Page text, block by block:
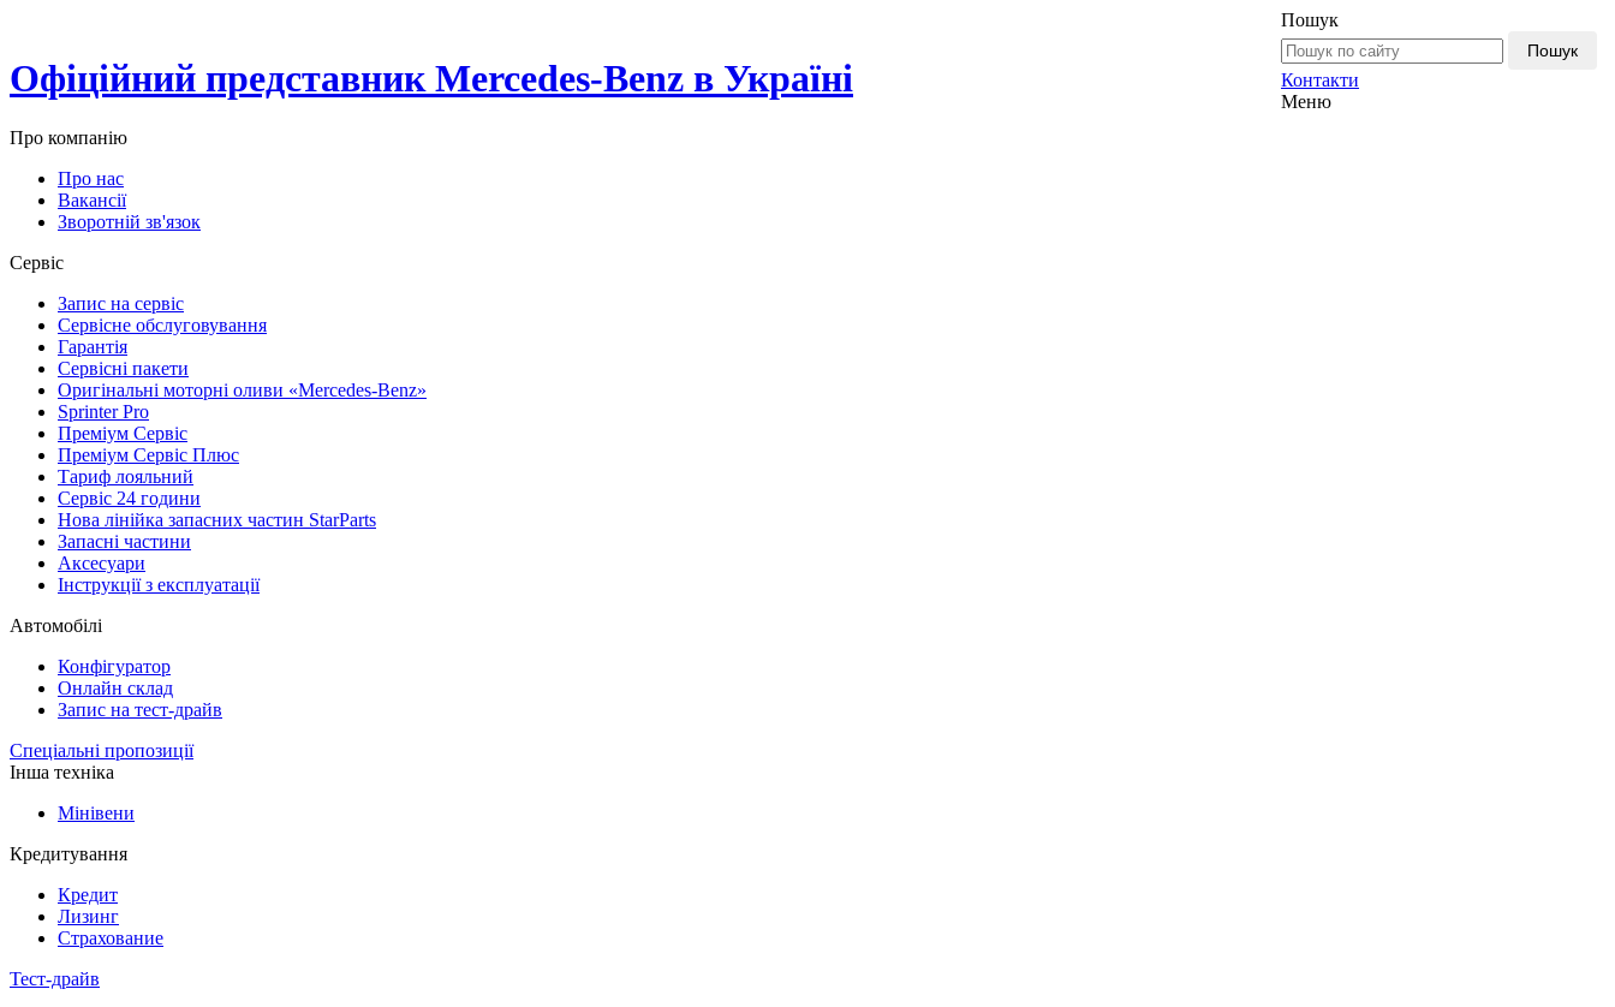
Офіційний представник Mercedes-Benz в Україні
Пошук
Пошук
Контакти
Меню
Про компанію
Про нас
Вакансії
Зворотній зв'язок
Сервіс
Запис на сервіс
Сервісне обслуговування
Гарантія
Сервісні пакети
Оригінальні моторні оливи «Mercedes-Benz»
Sprinter Pro
Преміум Сервіс
Преміум Сервіс Плюс
Тариф лояльний
Сервіс 24 години
Нова лінійка запасних частин StarParts
Запасні частини
Аксесуари
Інструкції з експлуатації
Автомобілі
Конфігуратор
Онлайн склад
Запис на тест-драйв
Спеціальні пропозиції
Інша техніка
Мінівени
Кредитування
Кредит
Лизинг
Страхование
Тест-драйв